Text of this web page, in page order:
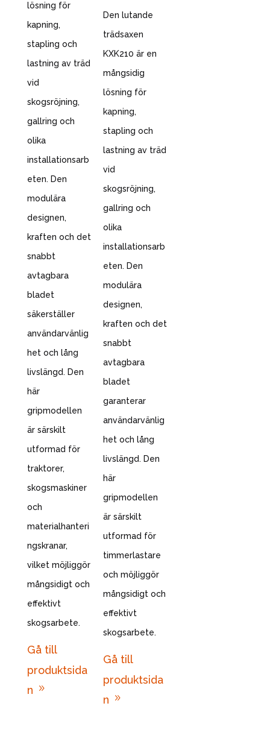
lösning för
kapning,
stapling och
lastning av träd
vid
skogsröjning,
gallring och
olika
installationsarb
eten. Den
modulära
designen,
kraften och det
snabbt
avtagbara
bladet
säkerställer
användarvänlig
het och lång
livslängd. Den
här
gripmodellen
är särskilt
utformad för
traktorer,
skogsmaskiner
och
materialhanteri
ngskranar,
vilket möjliggör
mångsidigt och
effektivt
skogsarbete.
Gå till
produktsida
n
9
Den lutande
trädsaxen
KXK210 är en
mångsidig
lösning för
kapning,
stapling och
lastning av träd
vid
skogsröjning,
gallring och
olika
installationsarb
eten. Den
modulära
designen,
kraften och det
snabbt
avtagbara
bladet
garanterar
användarvänlig
het och lång
livslängd. Den
här
gripmodellen
är särskilt
utformad för
timmerlastare
och möjliggör
mångsidigt och
effektivt
skogsarbete.
Gå till
produktsida
n
9